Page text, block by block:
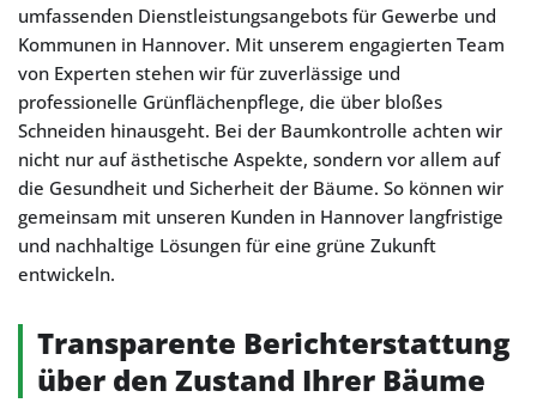
umfassenden Dienstleistungsangebots für Gewerbe und
Kommunen in Hannover. Mit unserem engagierten Team
von Experten stehen wir für zuverlässige und
professionelle Grünflächenpflege, die über bloßes
Schneiden hinausgeht. Bei der Baumkontrolle achten wir
nicht nur auf ästhetische Aspekte, sondern vor allem auf
die Gesundheit und Sicherheit der Bäume. So können wir
gemeinsam mit unseren Kunden in Hannover langfristige
und nachhaltige Lösungen für eine grüne Zukunft
entwickeln.
Transparente Berichterstattung
über den Zustand Ihrer Bäume